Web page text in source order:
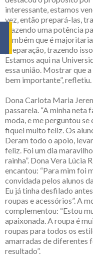
interessante, estamos
vez, então prepará-las,
trazendo uma potência
também que é
preparação, trazendo
Estamos aqui na
essa união. Mostrar que
bem importante”, refletiu.
Dona Carlota Maria
passarela. “A minha neta
moda, e me perguntou se
fiquei muito feliz. Os
Deram todo o apoio,
feliz. Foi um dia
rainha”. Dona Vera
encantou: “Para mim foi
convidada pelos alunos
Eu já tinha desfilado
roupas e acessórios”. A
complementou: “Estou
apaixonada. A roupa é
roupas para todos os
amarradas de diferentes
resultado”.